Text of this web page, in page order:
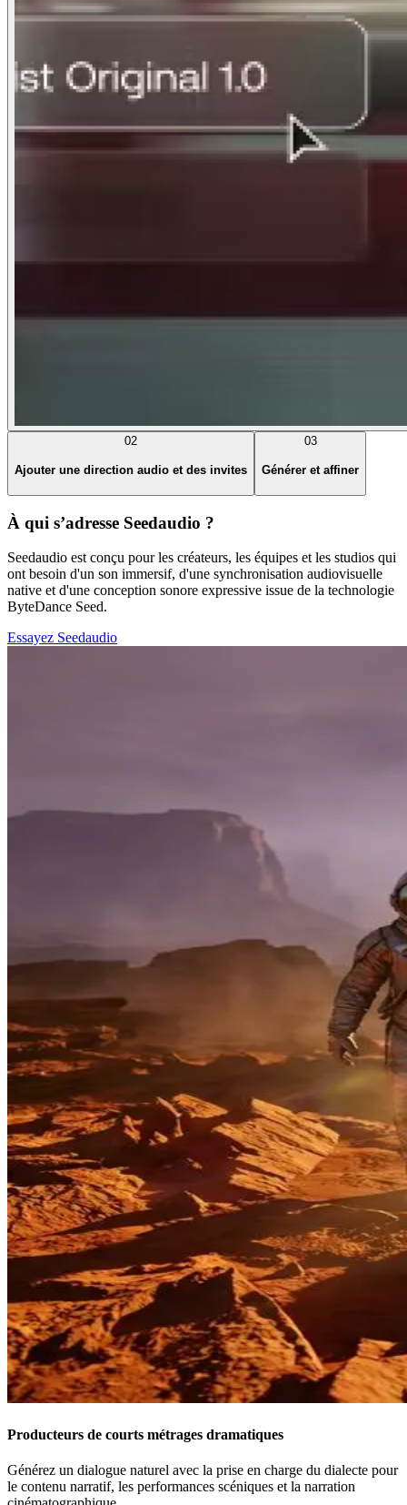
02
Ajouter une direction audio et des invites
03
Générer et affiner
À qui s’adresse Seedaudio ?
Seedaudio est conçu pour les créateurs, les équipes et les studios qui
ont besoin d'un son immersif, d'une synchronisation audiovisuelle
native et d'une conception sonore expressive issue de la technologie
ByteDance Seed.
Essayez Seedaudio
Producteurs de courts métrages dramatiques
Générez un dialogue naturel avec la prise en charge du dialecte pour
le contenu narratif, les performances scéniques et la narration